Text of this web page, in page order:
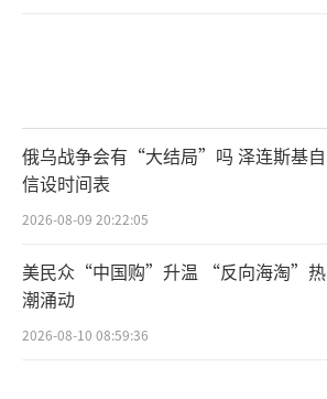
俄乌战争会有“大结局”吗 泽连斯基自
信设时间表
2026-08-09 20:22:05
美民众“中国购”升温 “反向海淘”热
潮涌动
2026-08-10 08:59:36